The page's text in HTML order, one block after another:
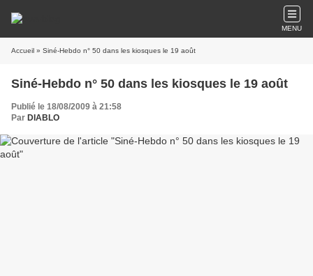
MENU
Accueil » Siné-Hebdo n° 50 dans les kiosques le 19 août
Siné-Hebdo n° 50 dans les kiosques le 19 août
Publié le 18/08/2009 à 21:58
Par DIABLO